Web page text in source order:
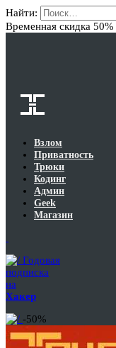
Найти:
Временная скидка 50%
Взлом
Приватность
Трюки
Кодинг
Админ
Geek
Магазин
Годовая
подписка
на
Хакер
-50%